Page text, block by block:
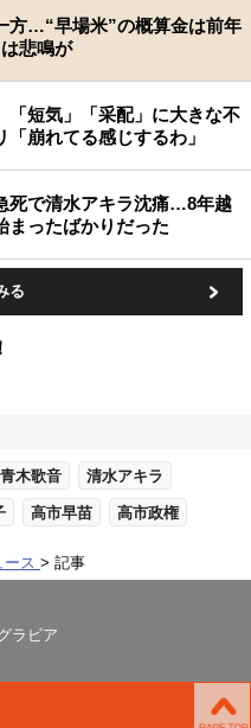
方…“早場米”の概算金は前年
悲鳴が
「短気」「采配」に大きな不
崩れてる感じするわ」
死で清水アキラ沈痛…8年越
まったばかりだった
る
青木歌音 清水アキラ
高市早苗 高市政権
ース 記事
ラビア